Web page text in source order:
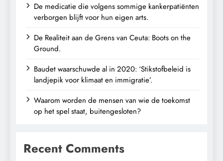
De medicatie die volgens sommige kankerpatiënten
verborgen blijft voor hun eigen arts.
De Realiteit aan de Grens van Ceuta: Boots on the
Ground.
Baudet waarschuwde al in 2020: ‘Stikstofbeleid is
landjepik voor klimaat en immigratie’.
Waarom worden de mensen van wie de toekomst
op het spel staat, buitengesloten?
Recent Comments